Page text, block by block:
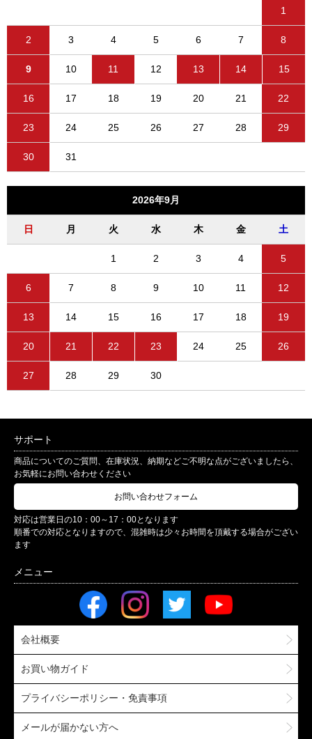
1
2 3 4 5 6 7 8
9 10 11 12 13 14 15
16 17 18 19 20 21 22
23 24 25 26 27 28 29
30 31
2026年9月
日 月 火 水 木 金 土
1 2 3 4 5
6 7 8 9 10 11 12
13 14 15 16 17 18 19
20 21 22 23 24 25 26
27 28 29 30
サポート
商品についてのご質問、在庫状況、納期などご不明な点がございましたら、
お気軽にお問い合わせください
お問い合わせフォーム
対応は営業日の10：00～17：00となります
順番での対応となりますので、混雑時は少々お時間を頂戴する場合がござい
ます
会社概要
お買い物ガイド
プライバシーポリシー・免責事項
メールが届かない方へ